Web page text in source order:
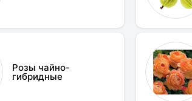
Розы чайно-
гибридные